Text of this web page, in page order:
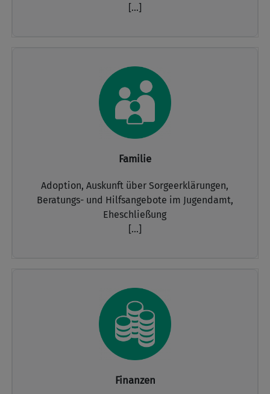
[...]
Familie
Adoption,Auskunft über Sorgeerklärungen,
Beratungs- und Hilfsangebote im Jugendamt,
Eheschließung
[...]
Finanzen